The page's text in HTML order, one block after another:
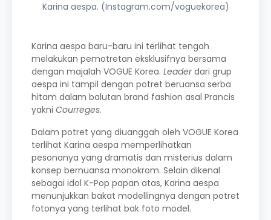
Karina aespa. (Instagram.com/voguekorea)
Karina aespa baru-baru ini terlihat tengah
melakukan pemotretan eksklusifnya bersama
dengan majalah VOGUE Korea. Leaderdari grup
aespa ini tampil dengan potret beruansa serba
hitam dalam balutan brand fashion asal Prancis
yakni Courreges.
Dalam potret yang diuanggah oleh VOGUE Korea
terlihat Karina aespa memperlihatkan
pesonanya yang dramatis dan misterius dalam
konsep bernuansa monokrom. Selain dikenal
sebagai idol K-Pop papan atas, Karina aespa
menunjukkan bakat modellingnya dengan potret
fotonya yang terlihat bak foto model.